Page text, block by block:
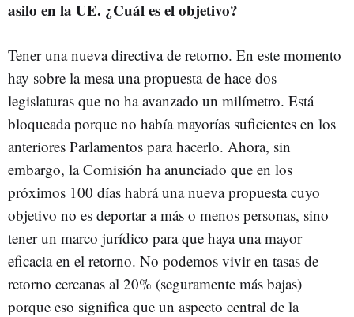
asilo en la UE. ¿Cuál es el objetivo?
Tener una nueva directiva de retorno. En este momento
hay sobre la mesa una propuesta de hace dos
legislaturas que no ha avanzado un milímetro. Está
bloqueada porque no había mayorías suficientes en los
anteriores Parlamentos para hacerlo. Ahora, sin
embargo, la Comisión ha anunciado que en los
próximos 100 días habrá una nueva propuesta cuyo
objetivo no es deportar a más o menos personas, sino
tener un marco jurídico para que haya una mayor
eficacia en el retorno. No podemos vivir en tasas de
retorno cercanas al 20% (seguramente más bajas)
porque eso significa que un aspecto central de la